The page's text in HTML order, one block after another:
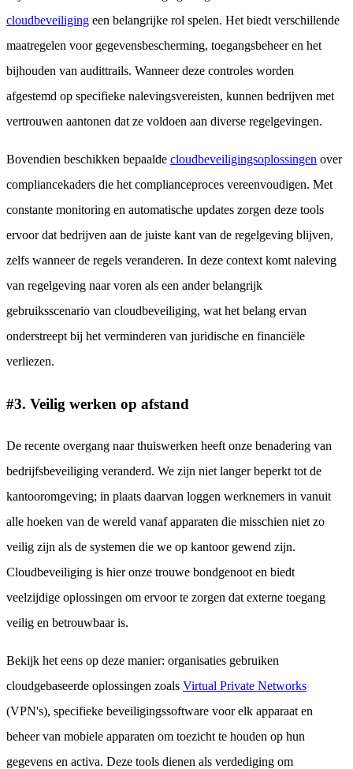
cloudbeveiliging een belangrijke rol spelen. Het biedt verschillende
maatregelen voor gegevensbescherming, toegangsbeheer en het
bijhouden van audittrails. Wanneer deze controles worden
afgestemd op specifieke nalevingsvereisten, kunnen bedrijven met
vertrouwen aantonen dat ze voldoen aan diverse regelgevingen.
Bovendien beschikken bepaalde cloudbeveiligingsoplossingen over
compliancekaders die het complianceproces vereenvoudigen. Met
constante monitoring en automatische updates zorgen deze tools
ervoor dat bedrijven aan de juiste kant van de regelgeving blijven,
zelfs wanneer de regels veranderen. In deze context komt naleving
van regelgeving naar voren als een ander belangrijk
gebruiksscenario van cloudbeveiliging, wat het belang ervan
onderstreept bij het verminderen van juridische en financiële
verliezen.
#3. Veilig werken op afstand
De recente overgang naar thuiswerken heeft onze benadering van
bedrijfsbeveiliging veranderd. We zijn niet langer beperkt tot de
kantooromgeving; in plaats daarvan loggen werknemers in vanuit
alle hoeken van de wereld vanaf apparaten die misschien niet zo
veilig zijn als de systemen die we op kantoor gewend zijn.
Cloudbeveiliging is hier onze trouwe bondgenoot en biedt
veelzijdige oplossingen om ervoor te zorgen dat externe toegang
veilig en betrouwbaar is.
Bekijk het eens op deze manier: organisaties gebruiken
cloudgebaseerde oplossingen zoals Virtual Private Networks
(VPN's), specifieke beveiligingssoftware voor elk apparaat en
beheer van mobiele apparaten om toezicht te houden op hun
gegevens en activa. Deze tools dienen als verdediging om